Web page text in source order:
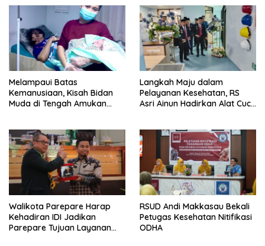
Melampaui Batas
Kemanusiaan, Kisah Bidan
Muda di Tengah Amukan
Langkah Maju dalam
Pelayanan Kesehatan, RS
Asri Ainun Hadirkan Alat Cuci
Walikota Parepare Harap
Kehadiran IDI Jadikan
Parepare Tujuan Layanan
RSUD Andi Makkasau Bekali
Petugas Kesehatan Nitifikasi
ODHA